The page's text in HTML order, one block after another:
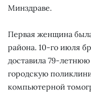
Минздраве.
Первая женщина
района. 10-го июля
доставила 79-
городскую
компьютерной